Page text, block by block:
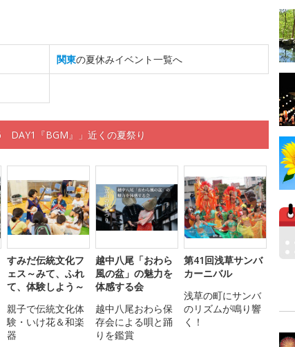
関東の夏休みイベント一覧へ
DAY1『BGM』」近くの夏祭り
すみだ伝統文化フ
ェス～みて、ふれ
て、体験しよう～
親子で伝統文化体
験・いけ花＆和楽
器
越中八尾「おわら
風の盆」の魅力を
体感する会
越中八尾おわら保
存会による唄と踊
りを鑑賞
第41回浅草サンバ
カーニバル
浅草の町にサンバ
のリズムが鳴り響
く！